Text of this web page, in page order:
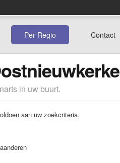
Per Regio Contact
in uw buurt.
aan uw zoekcriteria.